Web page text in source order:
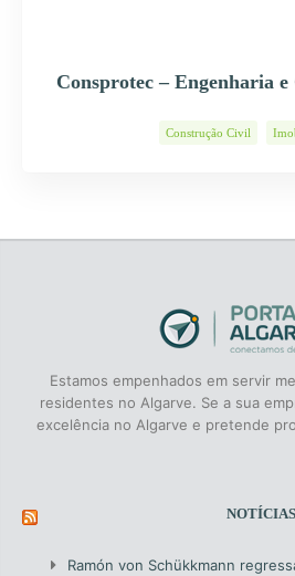
Consprotec – Engenharia
Construção Civil
Estamos empenhados em servir
residentes no Algarve. Se a sua
excelência no Algarve e pretende
NOTÍCIAS
Ramón von Schükkmann